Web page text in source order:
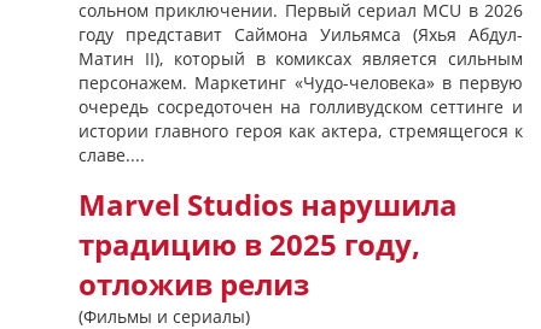
сольном приключении. Первый сериал MCU в 2026
году представит Саймона Уильямса (Яхья Абдул-
Матин II), который в комиксах является сильным
персонажем. Маркетинг «Чудо-человека» в первую
очередь сосредоточен на голливудском сеттинге и
истории главного героя как актера, стремящегося к
славе....
Marvel Studios нарушила
традицию в 2025 году,
отложив релиз
(Фильмы и сериалы)